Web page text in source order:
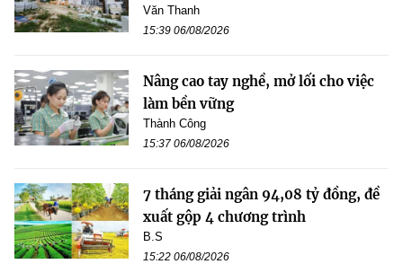
Văn Thanh
15:39 06/08/2026
Nâng cao tay nghề, mở lối cho việc
làm bền vững
Thành Công
15:37 06/08/2026
7 tháng giải ngân 94,08 tỷ đồng, đề
xuất gộp 4 chương trình
B.S
15:22 06/08/2026